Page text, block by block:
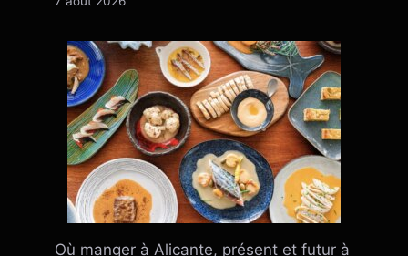
Où manger à Alicante, présent et futur à